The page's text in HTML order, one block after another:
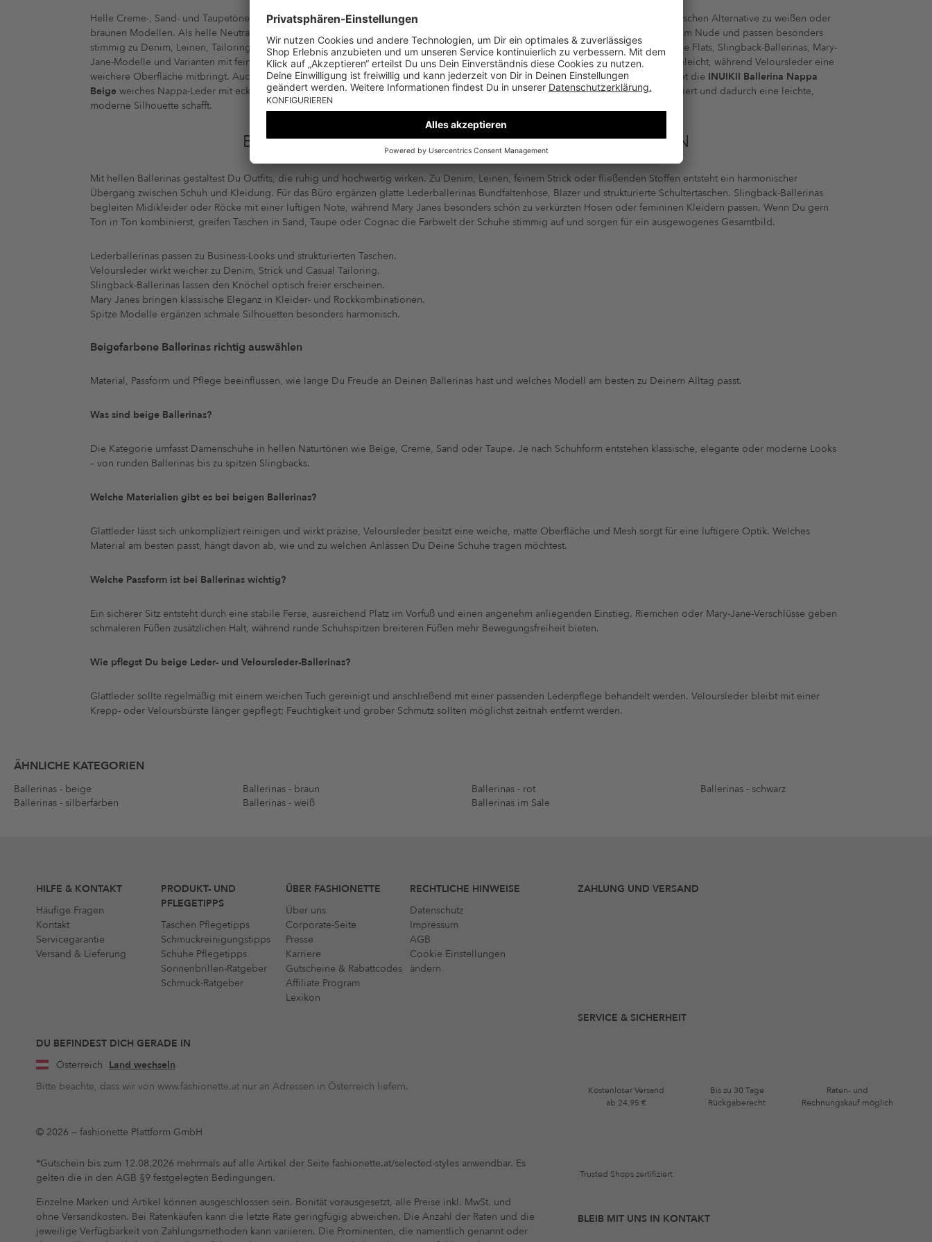
Helle Creme-, Sand- und Taupetöne verleihen beige Ballerinas eine ruhige, gepflegte Ausstrahlung und machen sie zu einer harmonischen Alternative zu weißen oder
braunen Modellen. Als helle Neutralfarbe schließen beige Nuancen die Lücke zwischen cleanem Weiß, warmem Braun und klassischem Nude und passen besonders
stimmig zu Denim, Leinen, Tailoring oder feinem Strick. Die Kategorie umfasst klassische Ballerinas mit runder Kappe, spitz zulaufende Flats, Slingback-Ballerinas, Mary-
Jane-Modelle und Varianten mit feinen Riemchen. Je nachdem, wie Du Deine Schuhe im Alltag trägst, wirkt Glattleder klar und pflegeleicht, während Veloursleder eine
weichere Oberfläche mitbringt. Auch Mesh oder Textil sorgen für eine luftige Optik. Wenn Du markante Designerdetails schätzt, bietet die INUIKII Ballerina Nappa
Beigeweiches Nappa-Leder mit eckiger Schuhspitze, während die Gucci Mesh Ballerina Beige transparentes Mesh mit Leder kombiniert und dadurch eine leichte,
moderne Silhouette schafft.
BEIGE BALLERINAS KOMBINIEREN UND PASSEND STYLEN
Mit hellen Ballerinas gestaltest Du Outfits, die ruhig und hochwertig wirken. Zu Denim, Leinen, feinem Strick oder fließenden Stoffen entsteht ein harmonischer
Übergang zwischen Schuh und Kleidung. Für das Büro ergänzen glatte Lederballerinas Bundfaltenhose, Blazer und strukturierte Schultertaschen. Slingback-Ballerinas
begleiten Midikleider oder Röcke mit einer luftigen Note, während Mary Janes besonders schön zu verkürzten Hosen oder femininen Kleidern passen. Wenn Du gern
Ton in Ton kombinierst, greifen Taschen in Sand, Taupe oder Cognac die Farbwelt der Schuhe stimmig auf und sorgen für ein ausgewogenes Gesamtbild.
Lederballerinas passen zu Business-Looks und strukturierten Taschen.
Veloursleder wirkt weicher zu Denim, Strick und Casual Tailoring.
Slingback-Ballerinas lassen den Knöchel optisch freier erscheinen.
Mary Janes bringen klassische Eleganz in Kleider- und Rockkombinationen.
Spitze Modelle ergänzen schmale Silhouetten besonders harmonisch.
Beigefarbene Ballerinas richtig auswählen
Material, Passform und Pflege beeinflussen, wie lange Du Freude an Deinen Ballerinas hast und welches Modell am besten zu Deinem Alltag passt.
Was sind beige Ballerinas?
Die Kategorie umfasst Damenschuhe in hellen Naturtönen wie Beige, Creme, Sand oder Taupe. Je nach Schuhform entstehen klassische, elegante oder moderne Looks
– von runden Ballerinas bis zu spitzen Slingbacks.
Welche Materialien gibt es bei beigen Ballerinas?
Glattleder lässt sich unkompliziert reinigen und wirkt präzise, Veloursleder besitzt eine weiche, matte Oberfläche und Mesh sorgt für eine luftigere Optik. Welches
Material am besten passt, hängt davon ab, wie und zu welchen Anlässen Du Deine Schuhe tragen möchtest.
Welche Passform ist bei Ballerinas wichtig?
Ein sicherer Sitz entsteht durch eine stabile Ferse, ausreichend Platz im Vorfuß und einen angenehm anliegenden Einstieg. Riemchen oder Mary-Jane-Verschlüsse geben
schmaleren Füßen zusätzlichen Halt, während runde Schuhspitzen breiteren Füßen mehr Bewegungsfreiheit bieten.
Wie pflegst Du beige Leder- und Veloursleder-Ballerinas?
Glattleder sollte regelmäßig mit einem weichen Tuch gereinigt und anschließend mit einer passenden Lederpflege behandelt werden. Veloursleder bleibt mit einer
Krepp- oder Veloursbürste länger gepflegt; Feuchtigkeit und grober Schmutz sollten möglichst zeitnah entfernt werden.
ÄHNLICHE KATEGORIEN
Ballerinas - beige Ballerinas - braun Ballerinas - rot
Ballerinas - schwarz
Ballerinas - silberfarben
Ballerinas - weiß Ballerinas im Sale
HILFE & KONTAKT
Häufige Fragen
Kontakt
Servicegarantie
Versand & Lieferung
PRODUKT- UND
PFLEGETIPPS
Taschen Pflegetipps
Schmuckreinigungstipps
Schuhe Pflegetipps
Sonnenbrillen-Ratgeber
Schmuck-Ratgeber
ÜBER FASHIONETTE
Über uns
Corporate-Seite
Presse
Karriere
Gutscheine & Rabattcodes
Affiliate Program
Lexikon
RECHTLICHE HINWEISE
Datenschutz
Impressum
AGB
Cookie Einstellungen
ändern
DU BEFINDEST DICH GERADE IN
Österreich Land wechseln
Bitte beachte, dass wir von www.fashionette.at nur an Adressen in Österreich liefern.
© 2026 — fashionette Plattform GmbH
*Gutschein bis zum 12.08.2026 mehrmals auf alle Artikel der Seite fashionette.at/selected-styles anwendbar. Es
gelten die in den AGB §9 festgelegten Bedingungen.
Einzelne Marken und Artikel können ausgeschlossen sein. Bonität vorausgesetzt, alle Preise inkl. MwSt. und
ohne Versandkosten. Bei Ratenkäufen kann die letzte Rate geringfügig abweichen. Die Anzahl der Raten und die
jeweilige Verfügbarkeit von Zahlungsmethoden kann variieren. Die Prominenten, die namentlich genannt oder
ZAHLUNG UND VERSAND
SERVICE & SICHERHEIT
Kostenloser Versand
ab 24,95 €
Bis zu 30 Tage
Rückgaberecht
Raten- und
Rechnungskauf möglich
Trusted Shops zertifiziert
BLEIB MIT UNS IN KONTAKT